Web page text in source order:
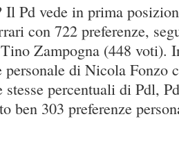
Il Pd vede in prima
con 722 preferenze,
Zampogna (448 voti).
di Nicola Fonzo
percentuali di Pdl,
ben 303 preferenze